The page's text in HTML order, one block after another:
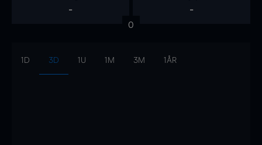
- -
0
1D 3D 1U 1M 3M 1ÅR